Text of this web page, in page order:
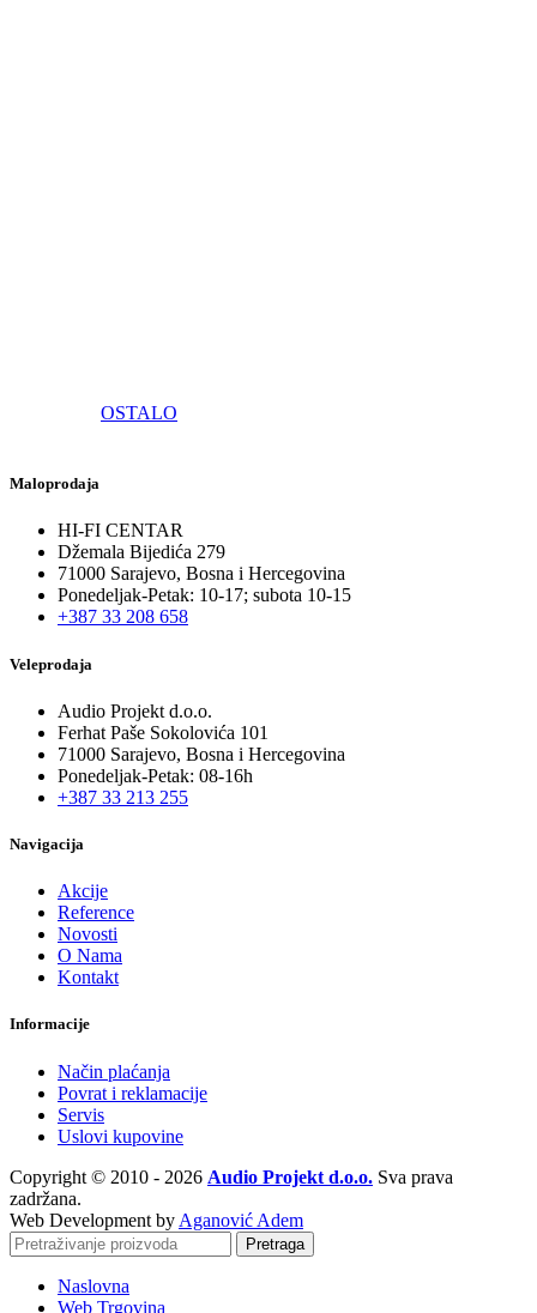
OSTALO
Maloprodaja
HI-FI CENTAR
Džemala Bijedića 279
71000 Sarajevo, Bosna i Hercegovina
Ponedeljak-Petak: 10-17; subota 10-15
+387 33 208 658
Veleprodaja
Audio Projekt d.o.o.
Ferhat Paše Sokolovića 101
71000 Sarajevo, Bosna i Hercegovina
Ponedeljak-Petak: 08-16h
+387 33 213 255
Navigacija
Akcije
Reference
Novosti
O Nama
Kontakt
Informacije
Način plaćanja
Povrat i reklamacije
Servis
Uslovi kupovine
Copyright © 2010 - 2026 Audio Projekt d.o.o. Sva prava
zadržana.
Web Development by Aganović Adem
Pretraga
Naslovna
Web Trgovina